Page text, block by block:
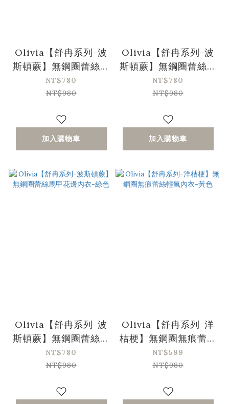
Olivia【舒冉系列-波
斯頓蕨】無鋼圈蕾絲馬
甲花邊內衣-藍色
NT$780
NT$980
加入購物車
Olivia【舒冉系列-波
斯頓蕨】無鋼圈蕾絲馬
甲花邊內衣-黑色
NT$780
NT$980
加入購物車
Olivia【舒冉系列-波
斯頓蕨】無鋼圈蕾絲馬
甲花邊內衣-綠色
NT$780
NT$980
Olivia【舒冉系列-洋
桔梗】無鋼圈無痕蕾絲
輕氧內衣-黃色
NT$599
NT$980